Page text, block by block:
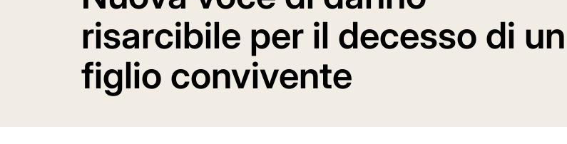
risarcibile per il decesso di un
figlio convivente